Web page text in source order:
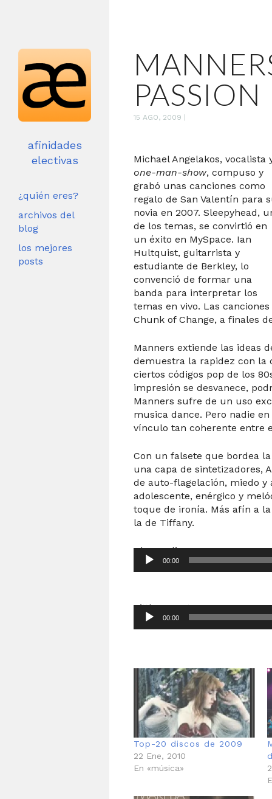
afinidades
electivas
¿quién eres?
archivos del
blog
los mejores
posts
15 AGO, 2009
Michael Angelakos, vocalista
one-man-show, compuso y
grabó unas canciones como
regalo de San Valentín para
novia en 2007. Sleepyhead,
de los temas, se convirtió en
un éxito en MySpace. Ian
Hultquist, guitarrista y
estudiante de Berkley, lo
convenció de formar una
banda para interpretar los
temas en vivo. Las
Chunk of Change, a finales
Manners extiende las ideas
demuestra la rapidez con la
ciertos códigos pop de los
impresión se desvanece,
Manners sufre de un uso
musica dance. Pero nadie
vínculo tan coherente entre
Con un falsete que bordea
una capa de sintetizadores,
de auto-flagelación, miedo y
adolescente, enérgico y
toque de ironía. Más afín a
la de Tiffany.
The Reeling
Reproductor
00:00
Little Secrets
Reproductor
00:00
Top-20 discos de 2009
22 Ene, 2010
En «música»